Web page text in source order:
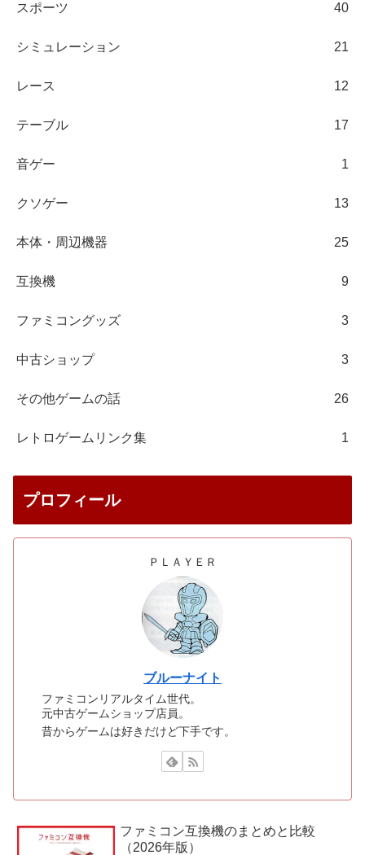
スポーツ 40
シミュレーション 21
レース 12
テーブル 17
音ゲー 1
クソゲー 13
本体・周辺機器 25
互換機 9
ファミコングッズ 3
中古ショップ 3
その他ゲームの話 26
レトロゲームリンク集 1
プロフィール
ＰＬＡＹＥＲ
ブルーナイト
ファミコンリアルタイム世代。
元中古ゲームショップ店員。
昔からゲームは好きだけど下手です。
ファミコン互換機のまとめと比較
（2026年版）